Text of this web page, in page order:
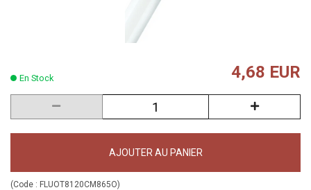
En Stock 4,68 EUR
AJOUTER AU PANIER
(Code : FLUOT8120CM865O)